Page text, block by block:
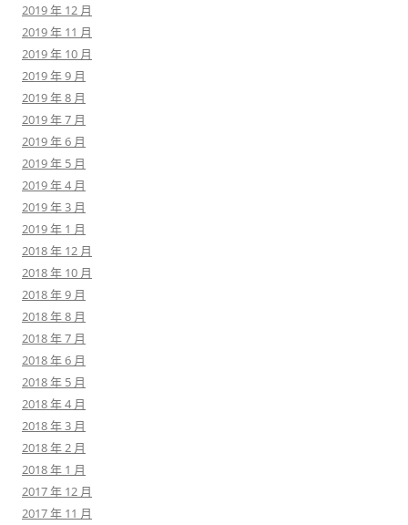
2019 年 12 月
2019 年 11 月
2019 年 10 月
2019 年 9 月
2019 年 8 月
2019 年 7 月
2019 年 6 月
2019 年 5 月
2019 年 4 月
2019 年 3 月
2019 年 1 月
2018 年 12 月
2018 年 10 月
2018 年 9 月
2018 年 8 月
2018 年 7 月
2018 年 6 月
2018 年 5 月
2018 年 4 月
2018 年 3 月
2018 年 2 月
2018 年 1 月
2017 年 12 月
2017 年 11 月